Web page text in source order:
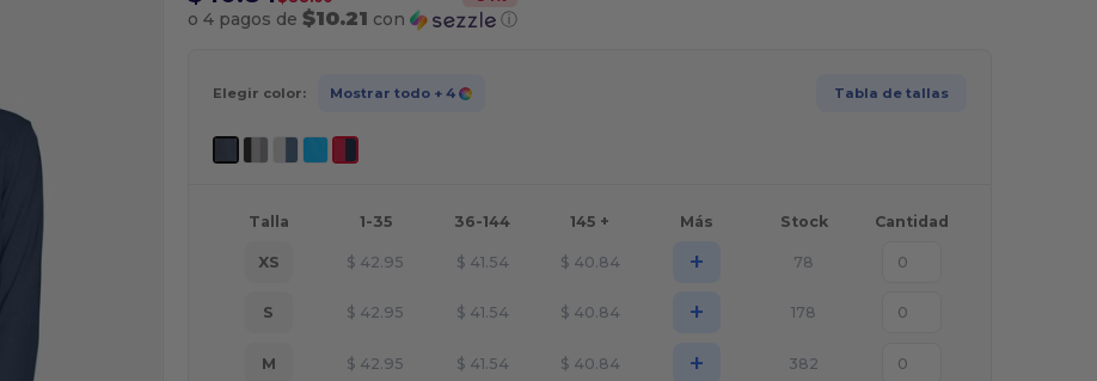
o 4 pagos de $10.21 con ⓘ
Elegir color: Mostrar todo + 4 Tabla de tallas
Talla 1-35 36-144 145 + Más Stock Cantidad
XS $ 42.95 $ 41.54 $ 40.84 + 78
S $ 42.95 $ 41.54 $ 40.84 + 178
M $ 42.95 $ 41.54 $ 40.84 + 382